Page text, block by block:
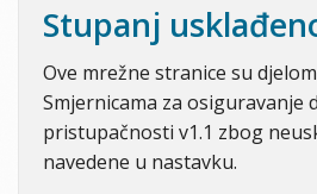
Stupanj
Ove mrežne stranice su
Smjernicama za osiguravanje
pristupačnosti v1.1 zbog
navedene u nastavku.